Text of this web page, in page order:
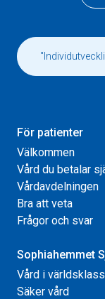
För patienter
Välkommen
Vård du betalar
Vårdavdelningen
Bra att veta
Frågor och svar
Sophiahemmet
Vård i världsklass
Säker vård